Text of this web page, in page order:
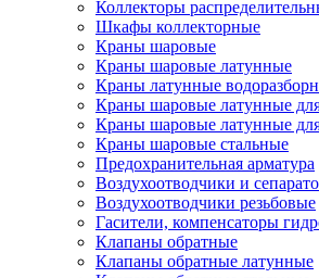
Коллекторы
Шкафы коллекторные
Краны шаровые
Краны шаровые латунные
Краны латунные
Краны шаровые латунные
Краны шаровые латунные для
Краны шаровые стальные
Предохранительная арматура
Воздухоотводчики и
Воздухоотводчики резьбовые
Гасители, компенсаторы
Клапаны обратные
Клапаны обратные латунные